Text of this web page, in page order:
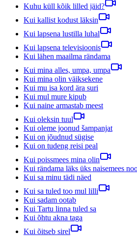
Kuhu küll kõik lilled jäid?
Kui kallist kodust läksin
Kui lapsena lustilla luhal
Kui lapsena televisioonis
Kui lähen maailma rändama
Kui mina alles, umpa, umpa
Kui mina olin väiksekene
Kui mu isa kord ära suri
Kui mul mure kipub
Kui naine armastab meest
Kui oleksin tuul
Kui oleme joonud šampanjat
Kui on jõudnud sügise
Kui on tudeng reisi peal
Kui poissmees mina olin
Kui rändama läks üks naisemees
Kui sa minu tädi näed
Kui sa tuled too mul lilli
Kui sadam ootab
Kui Tartu linna tuled sa
Kui õhtu akna taga
Kui õitseb sirel